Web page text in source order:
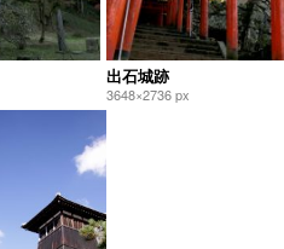
出石城跡
3648×2736 px